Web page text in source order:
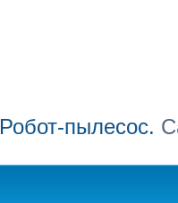
Робот-пылесос.